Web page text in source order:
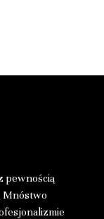
pewnością
Mnóstwo